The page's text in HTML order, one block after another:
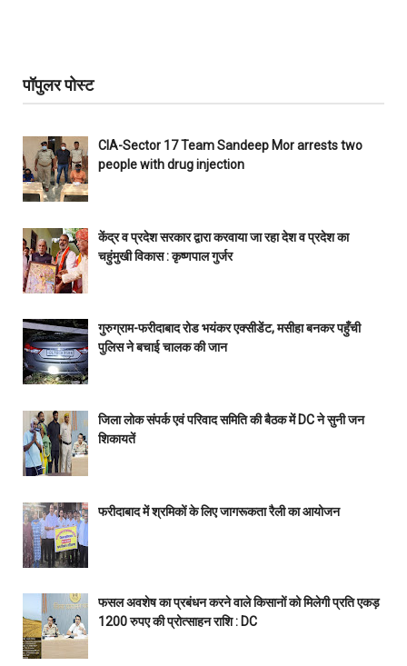
पॉपुलर पोस्ट
CIA-Sector 17 Team Sandeep Mor arrests two
people with drug injection
केंद्र व प्रदेश सरकार द्वारा करवाया जा रहा देश व प्रदेश का
चहुंमुखी विकास : कृष्णपाल गुर्जर
गुरुग्राम-फरीदाबाद रोड भयंकर एक्सीडेंट, मसीहा बनकर पहुँची
पुलिस ने बचाई चालक की जान
जिला लोक संपर्क एवं परिवाद समिति की बैठक में DC ने सुनी जन
शिकायतें
फरीदाबाद में श्रमिकों के लिए जागरूकता रैली का आयोजन
फसल अवशेष का प्रबंधन करने वाले किसानों को मिलेगी प्रति एकड़
1200 रुपए की प्रोत्साहन राशि : DC